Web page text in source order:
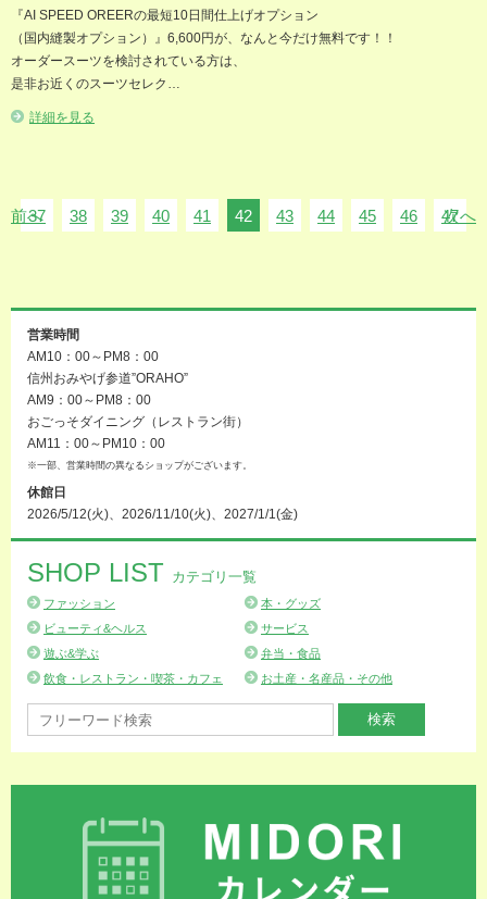
『AI SPEED OREERの最短10日間仕上げオプション
（国内縫製オプション）』6,600円が、なんと今だけ無料です！！
オーダースーツを検討されている方は、
是非お近くのスーツセレク…
詳細を見る
前へ
37 38 39 40 41 42 43 44 45 46 47
次へ
営業時間
AM10：00～PM8：00
信州おみやげ参道”ORAHO”
AM9：00～PM8：00
おごっそダイニング（レストラン街）
AM11：00～PM10：00
※一部、営業時間の異なるショップがございます。
休館日
2026/5/12(火)、2026/11/10(火)、2027/1/1(金)
SHOP LIST カテゴリ一覧
ファッション
本・グッズ
ビューティ&ヘルス
サービス
遊ぶ&学ぶ
弁当・食品
飲食・レストラン・喫茶・カフェ
お土産・名産品・その他